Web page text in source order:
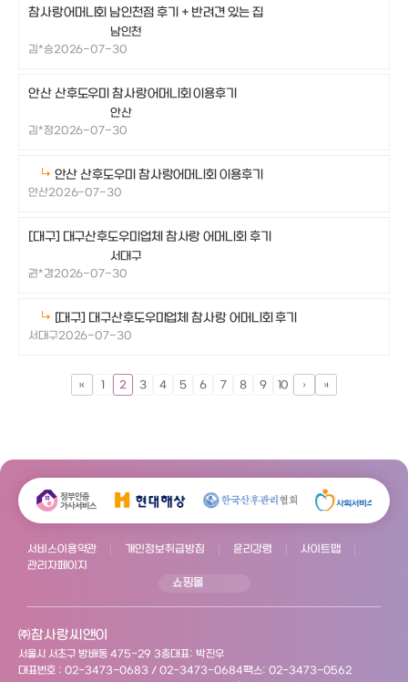
참사랑어머니회 남인천점 후기 + 반려견 있는 집
남인천
김*승2026-07-30
안산 산후도우미 참사랑어머니회 이용후기
안산
김*정2026-07-30
안산 산후도우미 참사랑어머니회 이용후기
안산2026-07-30
[대구] 대구산후도우미업체 참사랑 어머니회 후기
서대구
권*경2026-07-30
[대구] 대구산후도우미업체 참사랑 어머니회 후기
서대구2026-07-30
1 2 3 4 5 6 7 8 9 10
서비스이용약관 개인정보취급방침 윤리강령
사이트맵
관리자페이지
쇼핑몰
㈜참사랑씨앤이
서울시 서초구 방배동 475-29 3층대표: 박진우
대표번호 : 02-3473-0683 / 02-3473-0684팩스: 02-3473-0562